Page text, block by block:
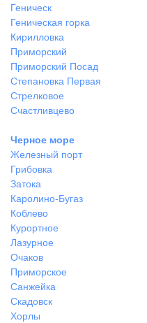
Геническ
Геническая горка
Кирилловка
Приморский
Приморский Посад
Степановка Первая
Стрелковое
Счастливцево
Черное море
Железный порт
Грибовка
Затока
Каролино-Бугаз
Коблево
Курортное
Лазурное
Очаков
Приморское
Санжейка
Скадовск
Хорлы